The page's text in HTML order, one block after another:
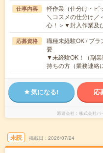
仕事内容
軽作業（仕分け・ピ
＼コスメの仕分け／
心！＞▼封入作業及
応募資格
職種未経験OK / ブラ
要
▼未経験OK！（副
持ちの方（業務連絡
気になる! 応
派遣会社 株式会社バ
未読 掲載日 2026/07/24